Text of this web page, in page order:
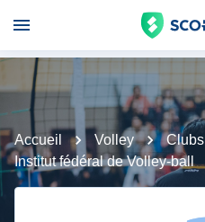
Accueil Volley Clubs
Institut fédéral de Volley-ball